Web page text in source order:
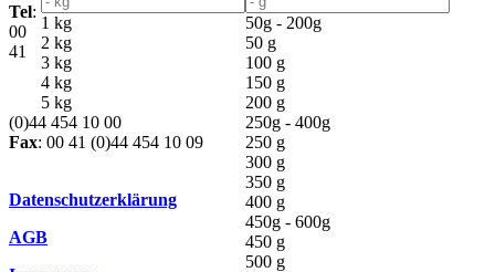
50g - 200g
50 g
100 g
150 g
200 g
250g - 400g
250 g
300 g
350 g
400 g
450g - 600g
450 g
500 g
1 kg
2 kg
3 kg
4 kg
5 kg
Tel:
00
41
(0)44 454 10 00
Fax: 00 41 (0)44 454 10 09
Datenschutzerklärung
AGB